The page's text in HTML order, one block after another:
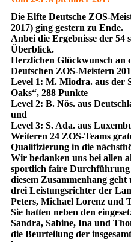
Die Elfte Deutsche ZOS-
2017) ging gestern zu Ende.
Anbei die Ergebnisse der 54
Überblick.
Herzlichen Glückwunsch an
Deutschen ZOS-Meistern
Level 1: M. Miodra. aus der
Oaks“, 288 Punkte
Level 2: B. Nös. aus
und
Level 3: S. Ada. aus
Weiteren 24 ZOS-Teams
Qualifizierung in die
Wir bedanken uns bei allen
sportlich faire
diesem Zusammenhang
drei Leistungsrichter der
Peters, Michael Lorenz und
Sie hatten neben den
Sandra, Sabine, Ina und
die Beurteilung der